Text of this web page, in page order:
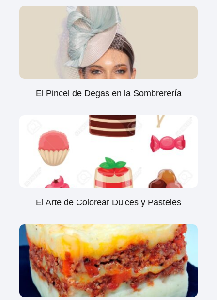
El Pincel de Degas en la Sombrerería
El Arte de Colorear Dulces y Pasteles